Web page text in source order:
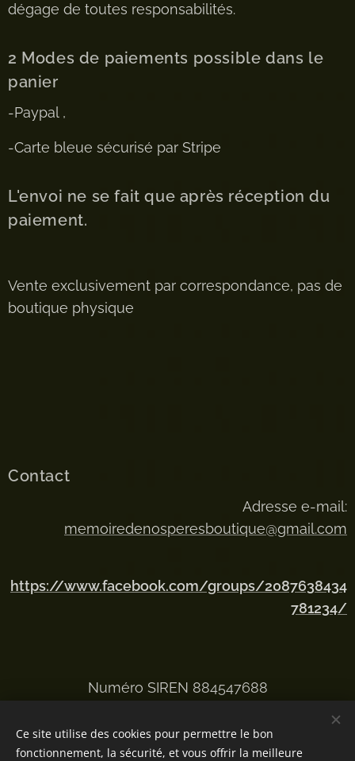
dégage de toutes responsabilités.
2 Modes de paiements possible dans le
panier
-Paypal ,
-Carte bleue sécurisé par Stripe
L'envoi ne se fait que après réception du
paiement.
Vente exclusivement par correspondance, pas de
boutique physique
Contact
Adresse e-mail:
memoiredenosperesboutique@gmail.com
https://www.facebook.com/groups/2087638434
781234/
Numéro SIREN 884547688
Optimisé parWebnode Cookies
Ce site utilise des cookies pour permettre le bon
fonctionnement, la sécurité, et vous offrir la meilleure